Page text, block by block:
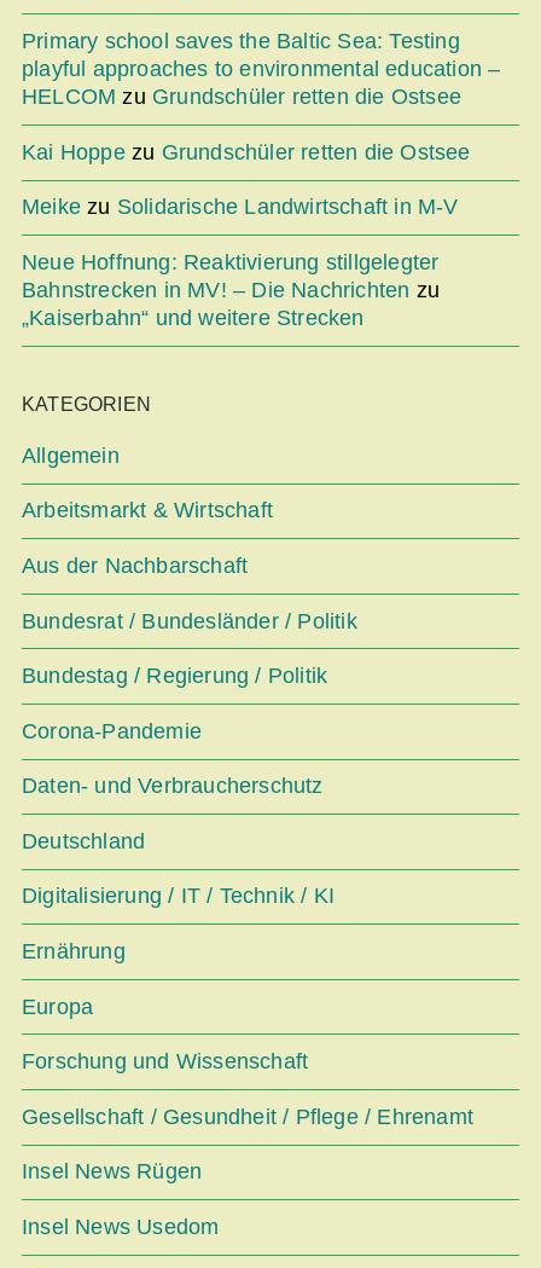
Primary school saves the Baltic Sea: Testing
playful approaches to environmental education –
HELCOM zu Grundschüler retten die Ostsee
Kai Hoppezu Grundschüler retten die Ostsee
Meike zu Solidarische Landwirtschaft in M-V
Neue Hoffnung: Reaktivierung stillgelegter
Bahnstrecken in MV! – Die Nachrichten zu
„Kaiserbahn“ und weitere Strecken
KATEGORIEN
Allgemein
Arbeitsmarkt & Wirtschaft
Aus der Nachbarschaft
Bundesrat / Bundesländer / Politik
Bundestag / Regierung / Politik
Corona-Pandemie
Daten- und Verbraucherschutz
Deutschland
Digitalisierung / IT / Technik / KI
Ernährung
Europa
Forschung und Wissenschaft
Gesellschaft / Gesundheit / Pflege / Ehrenamt
Insel News Rügen
Insel News Usedom